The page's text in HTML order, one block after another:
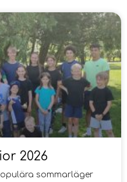
2026
sommarläger